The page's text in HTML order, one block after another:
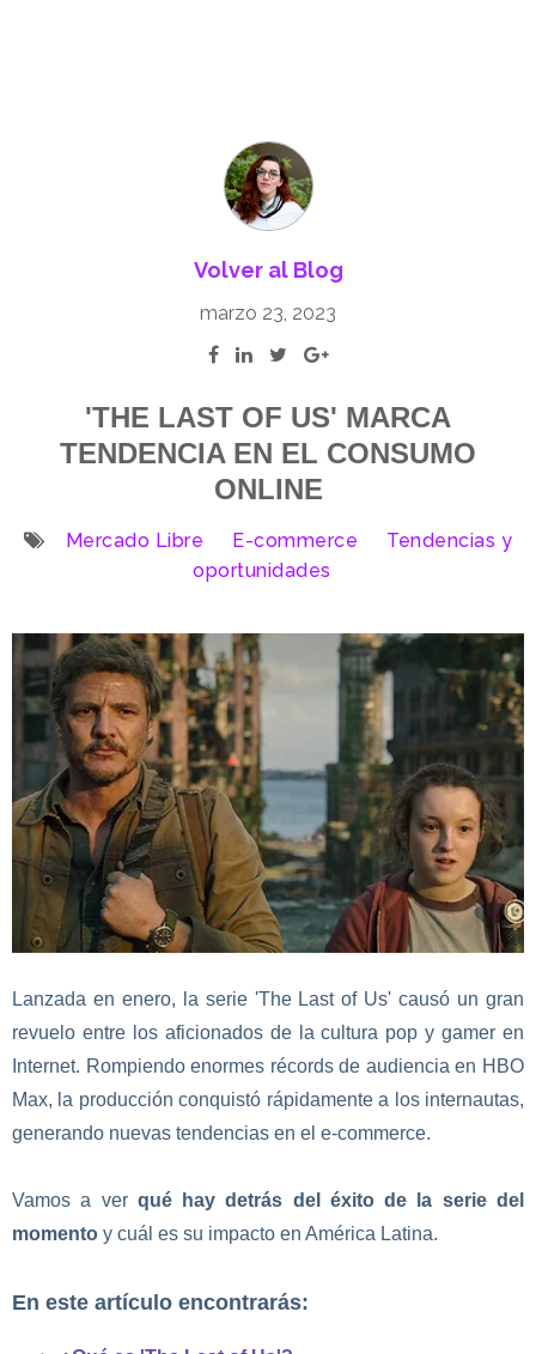
Volver al Blog
marzo 23, 2023
'THE LAST OF US' MARCA
TENDENCIA EN EL CONSUMO
ONLINE
Mercado Libre E-commerce
Tendencias y
oportunidades
Lanzada en enero, la serie 'The Last of Us' causó un gran
revuelo entre los aficionados de la cultura pop y gamer en
Internet. Rompiendo enormes récords de audiencia en HBO
Max, la producción conquistó rápidamente a los internautas,
generando nuevas tendencias en el e-commerce.
Vamos a ver qué hay detrás del éxito de la serie del
momento y cuál es su impacto en América Latina.
En este artículo encontrarás: